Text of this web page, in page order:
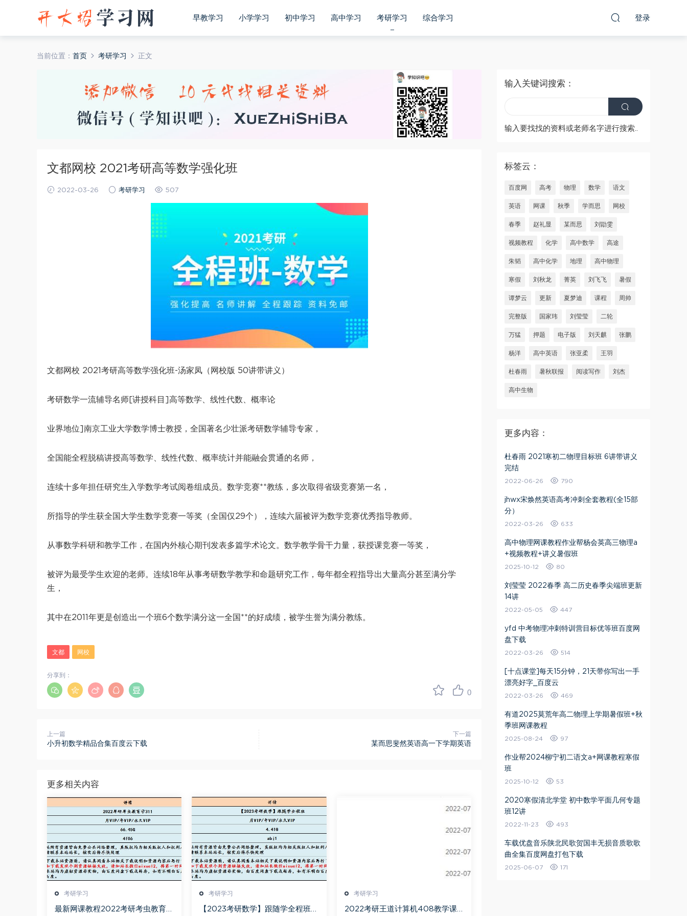
早教学习 小学学习 初中学习 高中学习 考研学习 综合学习 登录
当前位置： 首页 考研学习 正文
文都网校 2021考研高等数学强化班
2022-03-26 考研学习 507
文都网校 2021考研高等数学强化班-汤家凤（网校版 50讲带讲义）
考研数学一流辅导名师[讲授科目]高等数学、线性代数、概率论
业界地位]南京工业大学数学博士教授，全国著名少壮派考研数学辅导专家，
全国能全程脱稿讲授高等数学、线性代数、概率统计并能融会贯通的名师，
连续十多年担任研究生入学数学考试阅卷组成员。数学竞赛**教练，多次取得省级竞赛第一名，
所指导的学生获全国大学生数学竞赛一等奖（全国仅29个），连续六届被评为数学竞赛优秀指导教师。
从事数学科研和教学工作，在国内外核心期刊发表多篇学术论文。数学教学骨干力量，获授课竞赛一等奖，
被评为最受学生欢迎的老师。连续18年从事考研数学教学和命题研究工作，每年都全程指导出大量高分甚至满分学
生，
其中在2011年更是创造出一个班6个数学满分这一全国**的好成绩，被学生誉为满分教练。
文都 网校
0
分享到：
上一篇
小升初数学精品合集百度云下载
下一篇
某而思斐然英语高一下学期英语
更多相关内容
考研学习
最新网课教程2022考研考虫教育学
考研学习
【2023考研数学】跟随学全程班视
考研学习
2022考研王道计算机408教学课
输入关键词搜索：
输入要找找的资料或老师名字进行搜索..
标签云：
百度网 高考 物理 数学 语文
英语 网课 秋季 学而思 网校
春季 赵礼显 某而思 刘勖雯
视频教程 化学 高中数学 高途
朱韬 高中化学 地理 高中物理
寒假 刘秋龙 菁英 刘飞飞 暑假
谭梦云 更新 夏梦迪 课程 周帅
完整版 国家玮 刘莹莹 二轮
万猛 押题 电子版 刘天麒 张鹏
杨洋 高中英语 张亚柔 王羽
杜春雨 暑秋联报 阅读写作 刘杰
高中生物
更多内容：
杜春雨 2021寒初二物理目标班 6讲带讲义
完结
2022-06-26 790
jhwx宋焕然英语高考冲刺全套教程(全15部
分）
2022-03-26 633
高中物理网课教程作业帮杨会英高三物理a
+视频教程+讲义暑假班
2025-10-12 80
刘莹莹 2022春季 高二历史春季尖端班更新
14讲
2022-05-05 447
yfd 中考物理冲刺特训营目标优等班百度网
盘下载
2022-03-26 514
[十点课堂]每天15分钟，21天带你写出一手
漂亮好字_百度云
2022-03-26 469
有道2025莫荒年高二物理上学期暑假班+秋
季班网课教程
2025-08-24 97
作业帮2024柳宁初二语文a+网课教程寒假
班
2025-10-12 53
2020寒假清北学堂 初中数学平面几何专题
班12讲
2022-11-23 493
车载优盘音乐陕北民歌贺国丰无损音质歌歌
曲全集百度网盘打包下载
2025-06-07 171